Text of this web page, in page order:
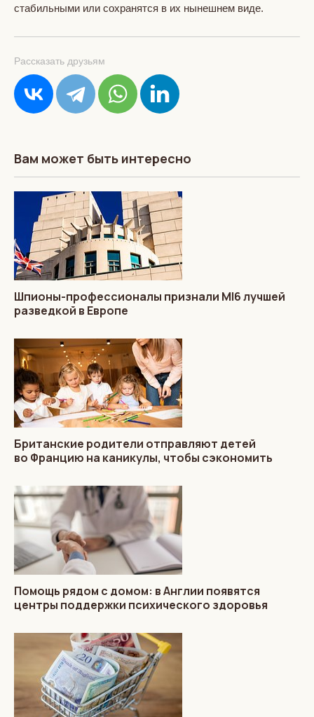
стабильными или сохранятся в их нынешнем виде.
Рассказать друзьям
Вам может быть интересно
Шпионы-профессионалы признали MI6 лучшей
разведкой в Европе
Британские родители отправляют детей
во Францию на каникулы, чтобы сэкономить
Помощь рядом с домом: в Англии появятся
центры поддержки психического здоровья